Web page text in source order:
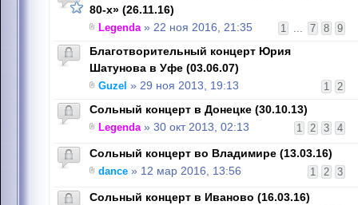
80-х» (26.11.16)
1 ... 7 8 9
Legenda» 22 ноя 2016, 21:35
Благотворительный концерт Юрия
Шатунова в Уфе (03.06.07)
1 2
Guzel » 29 ноя 2013, 19:13
Сольный концерт в Донецке (30.10.13)
1 2 3 4
Legenda» 30 окт 2013, 02:13
Сольный концерт во Владимире (13.03.16)
1 2 3
dance » 12 мар 2016, 13:56
Сольный концерт в Иваново (16.03.16)